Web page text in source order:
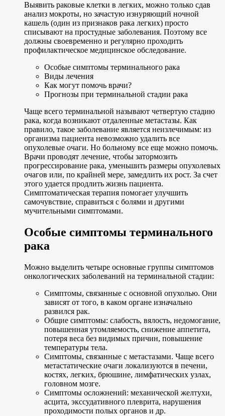
Выявить раковые клетки в легких, можно только сдав
анализ мокроты, но зачастую изнуряющий ночной
кашель (один из признаков рака легких) просто
списывают на простудные заболевания. Поэтому все
должны своевременно и регулярно проходить
профилактическое медицинское обследование.
Особые симптомы терминального рака
Виды лечения
Как могут помочь врачи?
Прогнозы при терминальной стадии рака
Чаще всего терминальной называют четвертую стадию
рака, когда возникают отдаленные метастазы. Как
правило, такое заболевание является неизлечимым: из
организма пациента невозможно удалить все
опухолевые очаги. Но больному все еще можно помочь.
Врачи проводят лечение, чтобы затормозить
прогрессирование рака, уменьшить размеры опухолевых
очагов или, по крайней мере, замедлить их рост. За счет
этого удается продлить жизнь пациента.
Симптоматическая терапия помогает улучшить
самочувствие, справиться с болями и другими
мучительными симптомами.
Особые симптомы терминального
рака
Можно выделить четыре основные группы симптомов
онкологических заболеваний на терминальной стадии:
Симптомы, связанные с основной опухолью. Они
зависят от того, в каком органе изначально
развился рак.
Общие симптомы: слабость, вялость, недомогание,
повышенная утомляемость, снижение аппетита,
потеря веса без видимых причин, повышение
температуры тела.
Симптомы, связанные с метастазами. Чаще всего
метастатические очаги локализуются в печени,
костях, легких, брюшине, лимфатических узлах,
головном мозге.
Симптомы осложнений: механической желтухи,
асцита, экссудативного плеврита, нарушения
проходимости полых органов и др.